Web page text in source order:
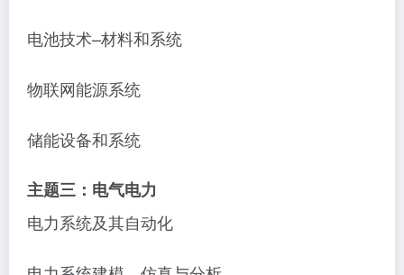
电池技术–材料和系统
物联网能源系统
储能设备和系统
主题三：电气电力
电力系统及其自动化